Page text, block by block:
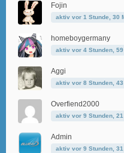
Fojin
aktiv vor 1 Stunde, 30
homeboygermany
aktiv vor 4 Stunden,
Aggi
aktiv vor 8 Stunden,
Overfiend2000
aktiv vor 9 Stunden,
Admin
aktiv vor 9 Stunden,